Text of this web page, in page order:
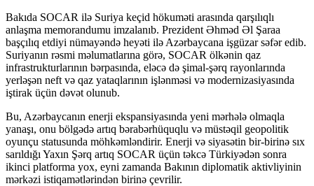
Bakıda SOCAR ilə Suriya keçid hökuməti arasında qarşılıqlı
anlaşma memorandumu imzalanıb. Prezident Əhməd Əl Şaraa
başçılıq etdiyi nümayəndə heyəti ilə Azərbaycana işgüzar səfər edib.
Suriyanın rəsmi məlumatlarına görə, SOCAR ölkənin qaz
infrastrukturlarının bərpasında, eləcə də şimal-şərq rayonlarında
yerləşən neft və qaz yataqlarının işlənməsi və modernizasiyasında
iştirak üçün dəvət olunub.
Bu, Azərbaycanın enerji ekspansiyasında yeni mərhələ olmaqla
yanaşı, onu bölgədə artıq bərabərhüquqlu və müstəqil geopolitik
oyunçu statusunda möhkəmləndirir. Enerji və siyasətin bir-birinə sıx
sarıldığı Yaxın Şərq artıq SOCAR üçün təkcə Türkiyədən sonra
ikinci platforma yox, eyni zamanda Bakının diplomatik aktivliyinin
mərkəzi istiqamətlərindən birinə çevrilir.